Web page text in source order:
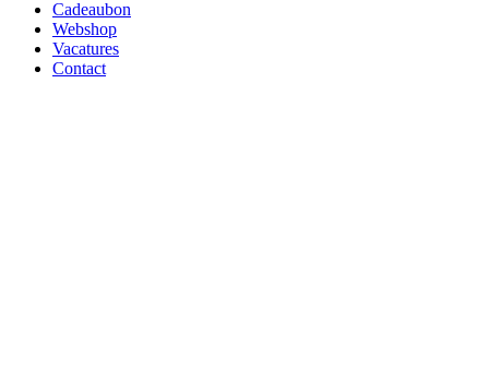
Cadeaubon
Webshop
Vacatures
Contact